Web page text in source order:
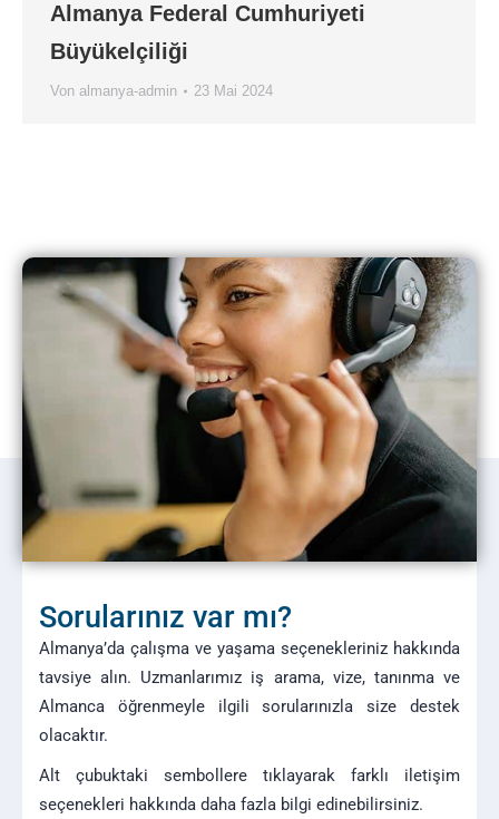
Almanya Federal Cumhuriyeti
Büyükelçiliği
Von almanya-admin 23 Mai 2024
Sorularınız var mı?
Almanya’da çalışma ve yaşama seçenekleriniz hakkında
tavsiye alın. Uzmanlarımız iş arama, vize, tanınma ve
Almanca öğrenmeyle ilgili sorularınızla size destek
olacaktır.
Alt çubuktaki sembollere tıklayarak farklı iletişim
seçenekleri hakkında daha fazla bilgi edinebilirsiniz.